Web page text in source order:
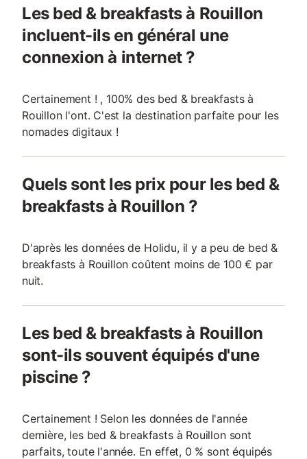
Les bed & breakfasts à Rouillon
incluent-ils en général une
connexion à internet ?
Certainement ! , 100% des bed & breakfasts à
Rouillon l'ont. C'est la destination parfaite pour les
nomades digitaux !
Quels sont les prix pour les bed &
breakfasts à Rouillon ?
D'après les données de Holidu, il y a peu de bed &
breakfasts à Rouillon coûtent moins de 100 € par
nuit.
Les bed & breakfasts à Rouillon
sont-ils souvent équipés d'une
piscine ?
Certainement ! Selon les données de l'année
dernière, les bed & breakfasts à Rouillon sont
parfaits, toute l'année. En effet, 0 % sont équipés